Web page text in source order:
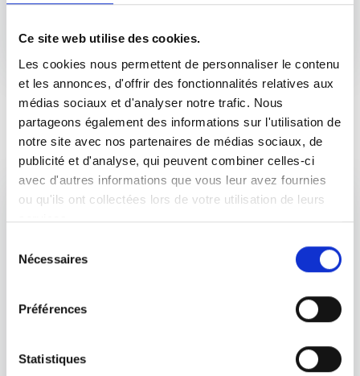
Ce site web utilise des cookies.
Les cookies nous permettent de personnaliser le contenu
et les annonces, d'offrir des fonctionnalités relatives aux
médias sociaux et d'analyser notre trafic. Nous
partageons également des informations sur l'utilisation de
notre site avec nos partenaires de médias sociaux, de
publicité et d'analyse, qui peuvent combiner celles-ci
avec d'autres informations que vous leur avez fournies
ou qu'ils ont collectées lors de votre utilisation de leurs
services.
Nécessaires
Préférences
StatistiquesLe Qi Gong (prononcez « tchi » « kong ») est une